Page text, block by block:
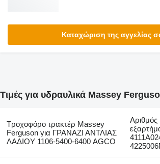
Καταχώριση της αγγελίας
Τιμές για υδραυλικά Massey
Τροχοφόρο τρακτέρ Massey
Ferguson για ΓΡΑΝΑΖΙ ΑΝΤΛΙΑΣ
ΛΑΔΙΟΥ 1106-5400-6400 AGCO
Αριθμός